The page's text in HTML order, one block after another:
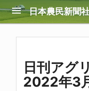
menu 日本農民新聞
日刊アグ
2022年3